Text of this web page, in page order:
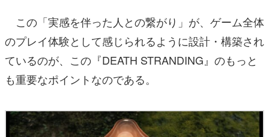
この「実感を伴った人との繋がり」が、ゲーム全体
のプレイ体験として感じられるように設計・構築され
ているのが、この『DEATH STRANDING』のもっと
も重要なポイントなのである。